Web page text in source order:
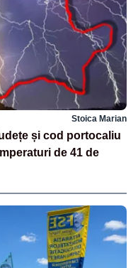
Stoica Marian
și cod portocaliu
de 41 de